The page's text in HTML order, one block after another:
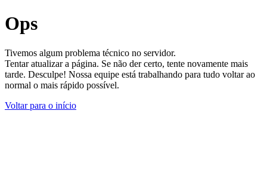
Ops
Tivemos algum problema técnico no servidor.
Tentar atualizar a página. Se não der certo, tente novamente mais
tarde. Desculpe! Nossa equipe está trabalhando para tudo voltar ao
normal o mais rápido possível.
Voltar para o início